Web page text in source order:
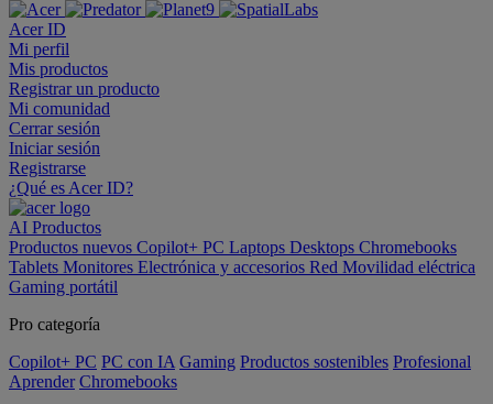
Acer ID
Mi perfil
Mis productos
Registrar un producto
Mi comunidad
Cerrar sesión
Iniciar sesión
Registrarse
¿Qué es Acer ID?
AI Productos
Productos nuevos Copilot+ PC Laptops Desktops Chromebooks
Tablets Monitores Electrónica y accesorios Red Movilidad eléctrica
Gaming portátil
Pro categoría
Copilot+ PC PC con IA Gaming Productos sostenibles Profesional
Aprender Chromebooks